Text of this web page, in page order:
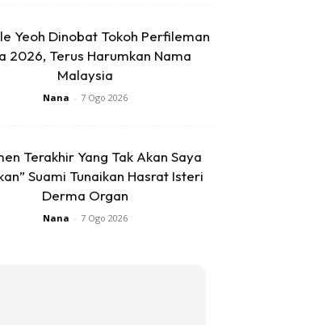
Yeoh Dinobat Tokoh Perfileman
2026, Terus Harumkan Nama
Malaysia
Nana - 7 Ogo 2026
Terakhir Yang Tak Akan Saya
Suami Tunaikan Hasrat Isteri
Derma Organ
Nana - 7 Ogo 2026